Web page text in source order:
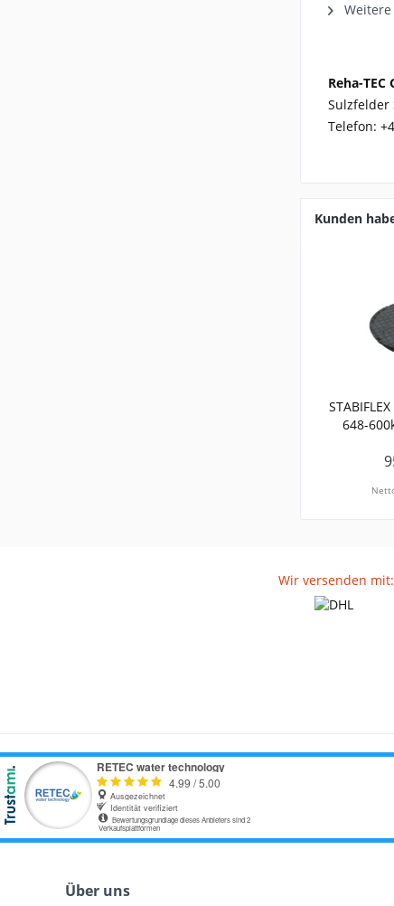
Reha-TEC
Sulzfelder
Telefon:
Kunden
648-
Wir versenden mit:
Über uns